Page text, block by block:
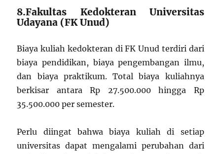
8.Fakultas Kedokteran Universitas
Udayana (FK Unud)
Biaya kuliah kedokteran di FK Unud terdiri dari
biaya pendidikan, biaya pengembangan ilmu,
dan biaya praktikum. Total biaya kuliahnya
berkisar antara Rp 27.500.000 hingga Rp
35.500.000 per semester.
Perlu diingat bahwa biaya kuliah di setiap
universitas dapat mengalami perubahan dari